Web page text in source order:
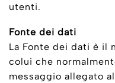
utenti.
Fonte dei dati
La Fonte dei dati è il
colui che
messaggio allegato